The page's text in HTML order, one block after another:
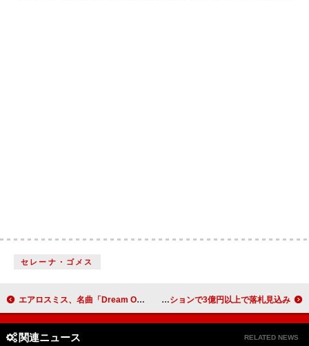
セレーナ・ゴメス
エアロスミス、名曲「Dream On」和訳付きライブ・ビデオ公開 故エディ・ヴァン・ヘイレン、1982年製クレイマー・ギターがオークションで3億円以上で落札見込み
関連ニュース RELATED NEWS